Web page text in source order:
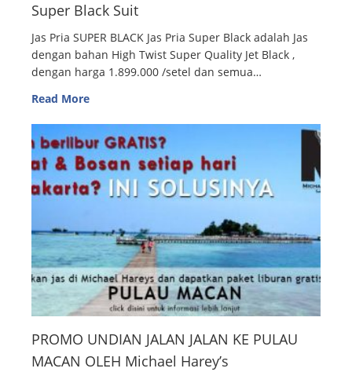
Super Black Suit
Jas Pria SUPER BLACK Jas Pria Super Black adalah Jas
dengan bahan High Twist Super Quality Jet Black ,
dengan harga 1.899.000 /setel dan semua…
Read More
PROMO UNDIAN JALAN JALAN KE PULAU
MACAN OLEH Michael Harey’s